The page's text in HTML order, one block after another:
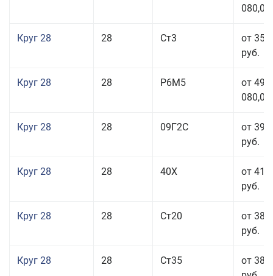
080,00
Круг 28 28 Ст3
от 35
руб.
Круг 28 28 Р6М5
от 499
080,00
Круг 28 28 09Г2С
от 39
руб.
Круг 28 28 40Х
от 41
руб.
Круг 28 28 Ст20
от 38
руб.
Круг 28 28 Ст35
от 38